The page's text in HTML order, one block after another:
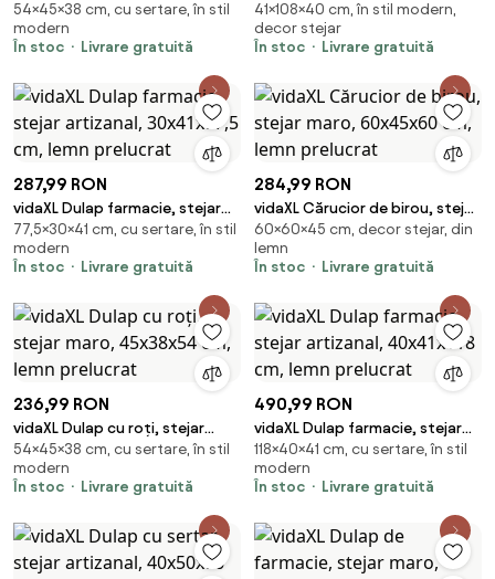
fumuriu, 45x38x54 cm, lemn
prelucrat
54×45×38 cm, cu sertare, în stil
modern
În stoc
Livrare gratuită
pcs Stejar fumuriu 108 x 41 x 40
cm
41×108×40 cm, în stil modern,
decor stejar
În stoc
Livrare gratuită
287,99 RON
vidaXL Dulap farmacie, stejar
artizanal, 30x41x77,5 cm, lemn
prelucrat
77,5×30×41 cm, cu sertare, în stil
modern
În stoc
Livrare gratuită
284,99 RON
vidaXL Cărucior de birou, stejar
maro, 60x45x60 cm, lemn
prelucrat
60×60×45 cm, decor stejar, din
lemn
În stoc
Livrare gratuită
236,99 RON
vidaXL Dulap cu roți, stejar
maro, 45x38x54 cm, lemn
prelucrat
54×45×38 cm, cu sertare, în stil
modern
În stoc
Livrare gratuită
490,99 RON
vidaXL Dulap farmacie, stejar
artizanal, 40x41x118 cm, lemn
prelucrat
118×40×41 cm, cu sertare, în stil
modern
În stoc
Livrare gratuită